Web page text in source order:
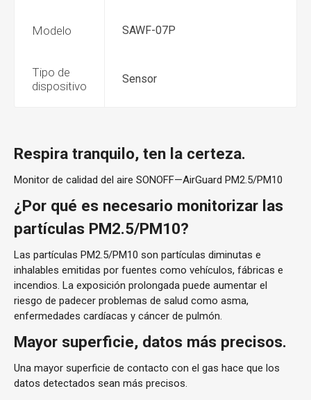
Modelo SAWF-07P
Tipo de
dispositivo
Sensor
Respira tranquilo, ten la certeza.
Monitor de calidad del aire SONOFF—AirGuard PM2.5/PM10
¿Por qué es necesario monitorizar las
partículas PM2.5/PM10?
Las partículas PM2.5/PM10 son partículas diminutas e
inhalables emitidas por fuentes como vehículos, fábricas e
incendios. La exposición prolongada puede aumentar el
riesgo de padecer problemas de salud como asma,
enfermedades cardíacas y cáncer de pulmón.
Mayor superficie, datos más precisos.
Una mayor superficie de contacto con el gas hace que los
datos detectados sean más precisos.